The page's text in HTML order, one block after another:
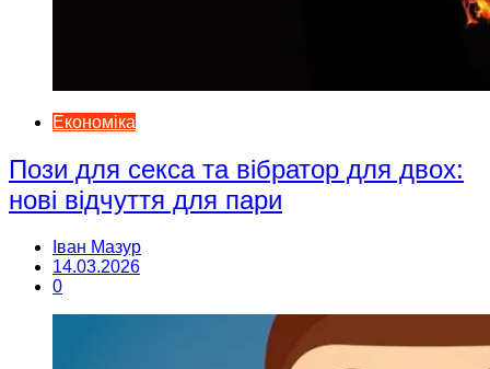
Економіка
Пози для секса та вібратор для двох:
нові відчуття для пари
Іван Мазур
14.03.2026
0